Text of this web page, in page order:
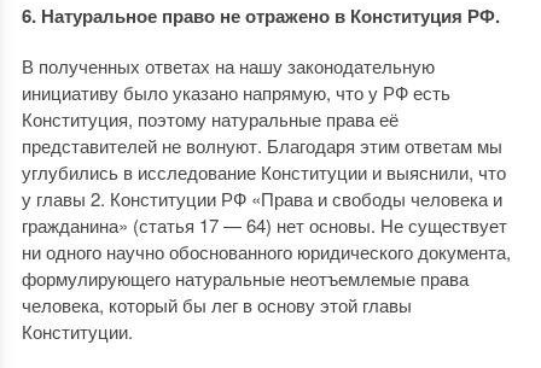
6. Натуральное право не отражено в Конституция РФ.
В полученных ответах на нашу законодательную
инициативу было указано напрямую, что у РФ есть
Конституция, поэтому натуральные права её
представителей не волнуют. Благодаря этим ответам мы
углубились в исследование Конституции и выяснили, что
у главы 2. Конституции РФ «Права и свободы человека и
гражданина» (статья 17 — 64) нет основы. Не существует
ни одного научно обоснованного юридического документа,
формулирующего натуральные неотъемлемые права
человека, который бы лег в основу этой главы
Конституции.